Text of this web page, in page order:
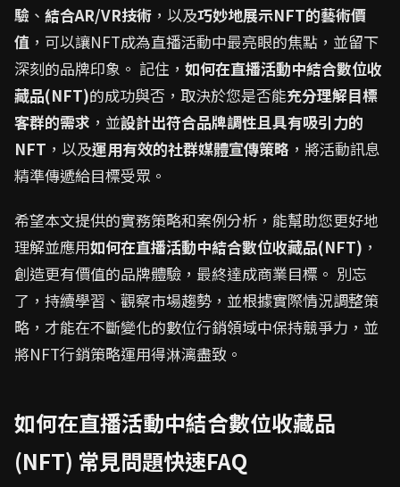
驗 、 結合AR/VR技術 ，以及巧妙地展示NFT的藝術價
值 ，可以讓NFT成為直播活動中最亮眼的焦點，並留下
深刻的品牌印象。 記住， 如何在直播活動中結合數位收
藏品(NFT)的成功與否，取決於您是否能充分理解目標
客群的需求 ，並設計出符合品牌調性且具有吸引力的
NFT ，以及運用有效的社群媒體宣傳策略 ，將活動訊息
精準傳遞給目標受眾。
希望本文提供的實務策略和案例分析，能幫助您更好地
理解並應用如何在直播活動中結合數位收藏品(NFT) ，
創造更有價值的品牌體驗，最終達成商業目標。 別忘
了，持續學習、觀察市場趨勢，並根據實際情況調整策
略，才能在不斷變化的數位行銷領域中保持競爭力，並
將NFT行銷策略運用得淋漓盡致。
如何在直播活動中結合數位收藏品
(NFT) 常見問題快速FAQ